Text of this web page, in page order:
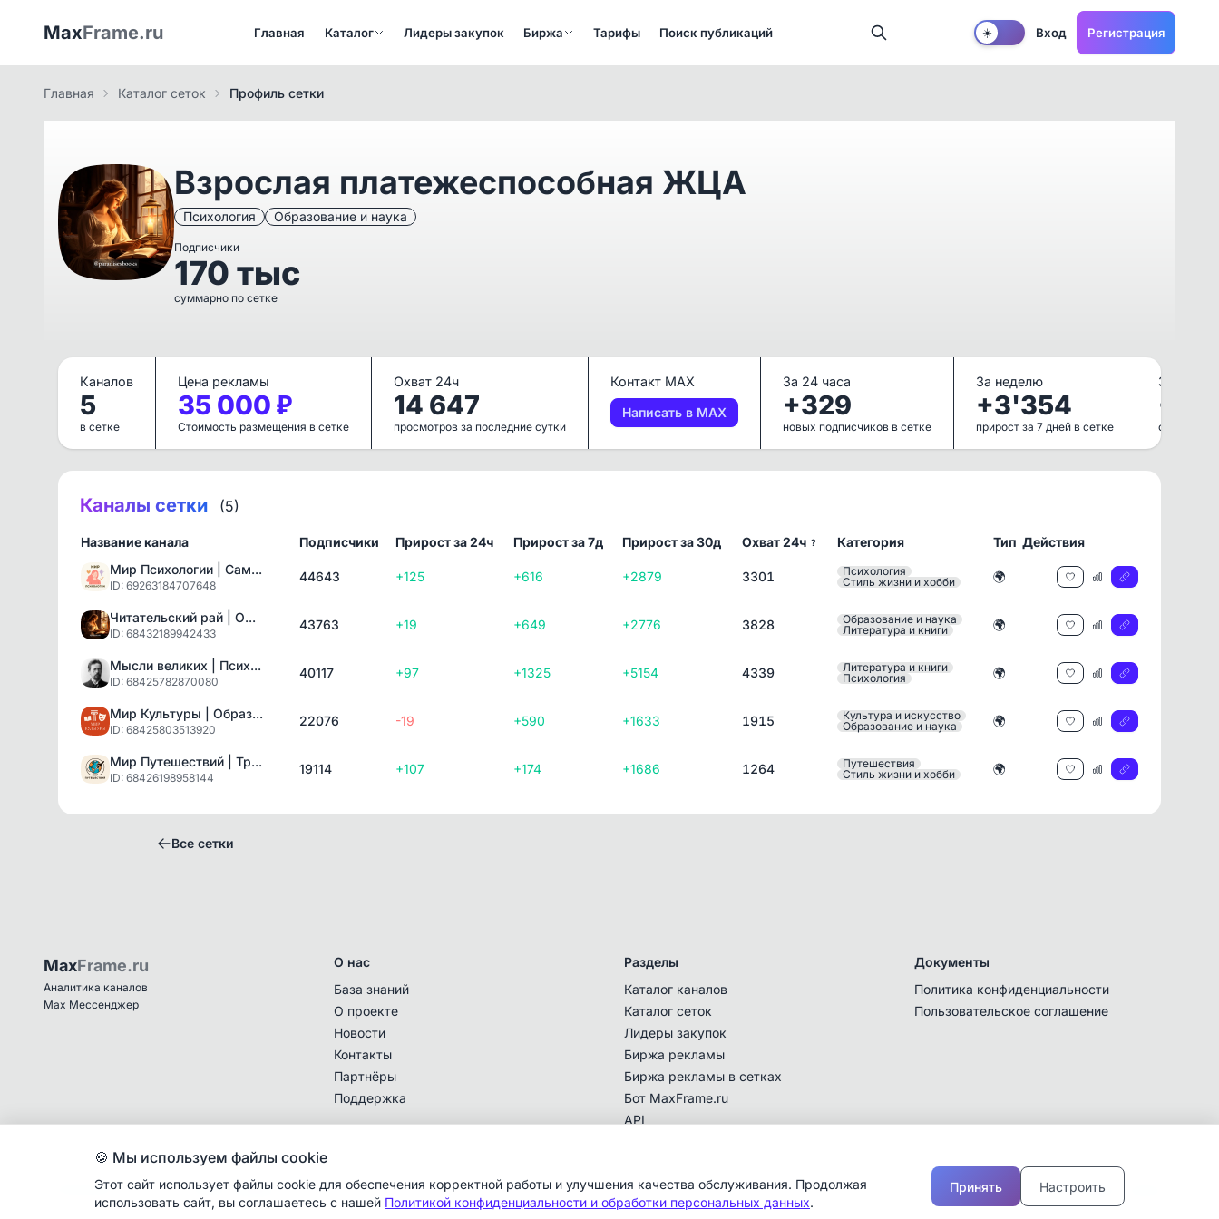
MaxFrame.ru Главная Каталог Лидеры закупок Биржа Тарифы Поиск публикаций ☀️ Вход Регистрация
Главная Каталог сеток Профиль сетки
Взрослая платежеспособная ЖЦА
Психология Образование и наука
Подписчики
170 тыс
суммарно по сетке
Каналов
5
в сетке
Цена рекламы
35 000 ₽
Стоимость размещения в сетке
Охват 24ч
14 647
просмотров за последние сутки
Контакт MAX
Написать в MAX
За 24 часа
+329
новых подписчиков в сетке
За неделю
+3'354
прирост за 7 дней в сетке
За месяц
общий
Каналы сетки (5)
Название канала Подписчики Прирост за 24ч Прирост за 7д Прирост за 30д Охват 24ч ? Категория Тип Действия
Мир Психологии | Сам...
ID: 69263184707648
44643 +125 +616 +2879 3301
Психология
Стиль жизни и хобби
🌍
Читательский рай | О...
ID: 68432189942433
43763 +19 +649 +2776 3828
Образование и наука
Литература и книги
🌍
Мысли великих | Псих...
ID: 68425782870080
40117 +97 +1325 +5154 4339
Литература и книги
Психология
🌍
Мир Культуры | Образ...
ID: 68425803513920
22076 -19 +590 +1633 1915
Культура и искусство
Образование и наука
🌍
Мир Путешествий | Тр...
ID: 68426198958144
19114 +107 +174 +1686 1264
Путешествия
Стиль жизни и хобби
🌍
Все сетки
последний раз право владения.
Перед покупкой рекламы убедитесь самостоятельно, что
с указанной даты не поменялся владелец/админ и вы
покупаете рекламу у контактного лица, кому данная
Отмена Перейти к контакту
MaxFrame.ru
Аналитика каналов
Max Мессенджер
О нас
База знаний
О проекте
Новости
Контакты
Партнёры
Поддержка
Разделы
Каталог каналов
Каталог сеток
Лидеры закупок
Биржа рекламы
Биржа рекламы в сетках
Бот MaxFrame.ru
API
Документы
Политика конфиденциальности
Пользовательское соглашение
© 2025 MaxFrame.ru — все права защищены Тарифы и подписки
🍪 Мы используем файлы cookie
Этот сайт использует файлы cookie для обеспечения корректной работы и улучшения качества обслуживания. Продолжая
использовать сайт, вы соглашаетесь с нашей Политикой конфиденциальности и обработки персональных данных.
Принять Настроить